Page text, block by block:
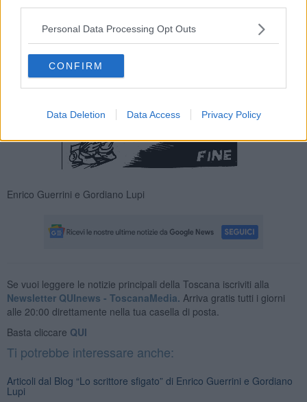
Personal Data Processing Opt Outs
CONFIRM
Data Deletion Data Access Privacy Policy
Enrico Guerrini e Gordiano Lupi
Se vuoi leggere le notizie principali della Toscana iscriviti alla
Newsletter QUInews - ToscanaMedia. Arriva gratis tutti i giorni
alle 20:00 direttamente nella tua casella di posta.
Basta cliccare QUI
Ti potrebbe interessare anche:
Articoli dal Blog “Lo scrittore sfigato” di Enrico Guerrini e Gordiano
Lupi